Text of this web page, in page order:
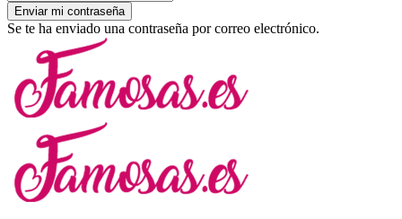
Se te ha enviado una contraseña por correo electrónico.